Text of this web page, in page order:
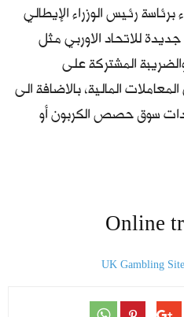
رئيس الوزراء الإيطالي
للاتحاد الاوربي مثل
المشتركة على
المالية، بالاضافة الى
سوق حصص الكربون أو
Online
UK Gambling